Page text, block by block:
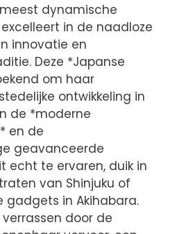
dynamische
in de naadloze
innovatie en
Deze *Japanse
om haar
ontwikkeling in
de *moderne
en de
geavanceerde
echt te ervaren, duik in
van Shinjuku of
gadgets in Akihabara.
door de